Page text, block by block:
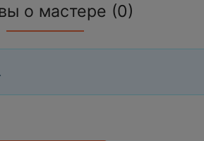
о мастере (0)